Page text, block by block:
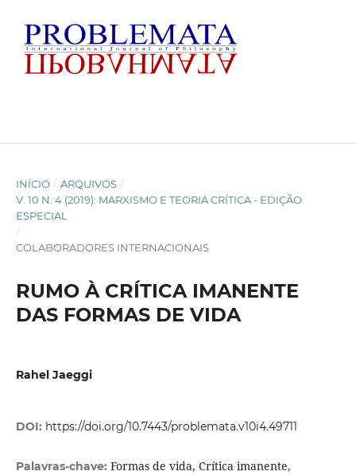
INÍCIO / ARQUIVOS /
V. 10 N. 4 (2019): MARXISMO E TEORIA CRÍTICA - EDIÇÃO
ESPECIAL
/
COLABORADORES INTERNACIONAIS
RUMO À CRÍTICA IMANENTE
DAS FORMAS DE VIDA
Rahel Jaeggi
DOI: https://doi.org/10.7443/problemata.v10i4.49711
Palavras-chave: Formas de vida, Crítica imanente,